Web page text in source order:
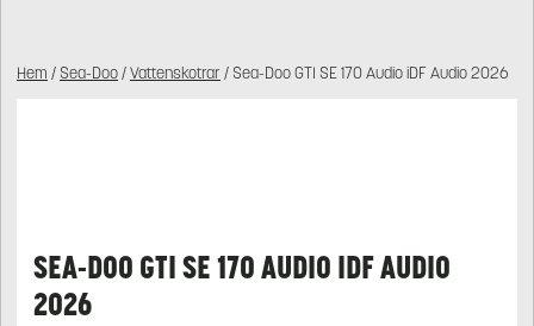
Hem / Sea-Doo/Vattenskotrar / Sea-Doo GTI SE 170 Audio iDF Audio 2026
SEA-DOO GTI SE 170 AUDIO IDF AUDIO
2026